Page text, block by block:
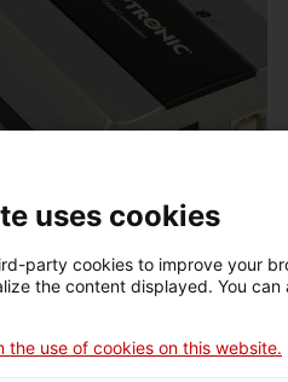
uses cookies
party cookies to improve your
the content displayed. You
the use of cookies on this website.